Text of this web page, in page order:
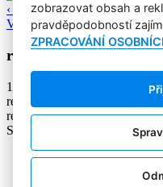
‹ Zpět
Všechny články
reference price
1. 10. 2008
referenční cena, srovnávací
referenční cena, srovnávací
Sdílejte tento článek:
zobrazovat obsah a
pravděpodobností
ZPRACOVÁNÍ